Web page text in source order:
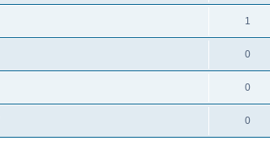
1
0
0
0